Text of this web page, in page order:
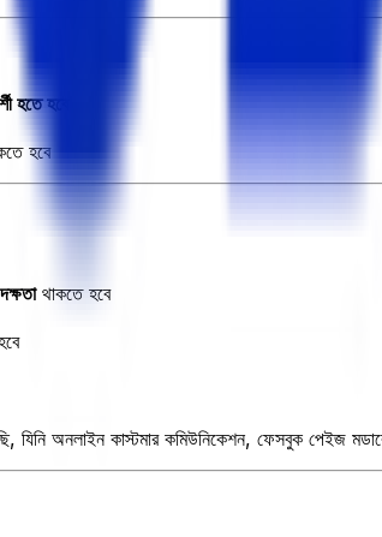
হতে হবে
হবে
থাকতে হবে
যিনি অনলাইন কাস্টমার কমিউনিকেশন, ফেসবুক পেইজ